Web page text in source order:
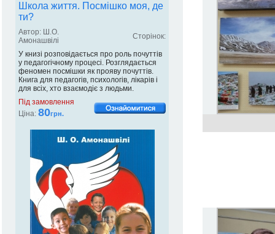
Школа життя. Посмішко моя, де
ти?
Автор: Ш.О.
Амонашвілі
Сторінок:
У книзі розповідається про роль почуттів
у педагогічному процесі. Розглядається
феномен посмішки як прояву почуттів.
Книга для педагогів, психологів, лікарів і
для всіх, хто взаємодіє з людьми.
Під замовлення
Ціна: 80грн.